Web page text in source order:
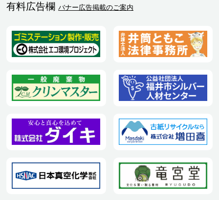
有料広告欄 バナー広告掲載のご案内